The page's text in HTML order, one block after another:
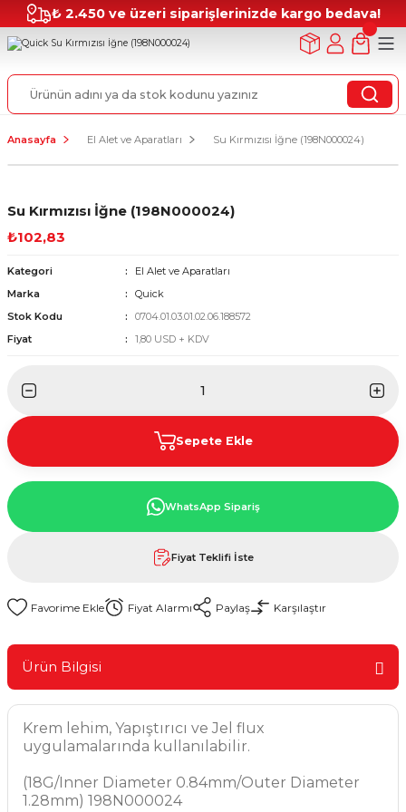
₺ 2.450 ve üzeri siparişlerinizde kargo bedava!
Anasayfa El Alet ve Aparatları Su Kırmızısı İğne (198N000024)
Su Kırmızısı İğne (198N000024)
₺102,83
Kategori
El Alet ve Aparatları
Marka
Quick
Stok Kodu
0704.01.03.01.02.06.188572
Fiyat
1,80 USD + KDV
Sepete Ekle
WhatsApp Sipariş
Fiyat Teklifi İste
Fiyat Alarmı Paylaş Karşılaştır
Ürün Bilgisi
Krem lehim, Yapıştırıcı ve Jel flux
uygulamalarında kullanılabilir.
(18G/Inner Diameter 0.84mm/Outer Diameter
1.28mm) 198N000024